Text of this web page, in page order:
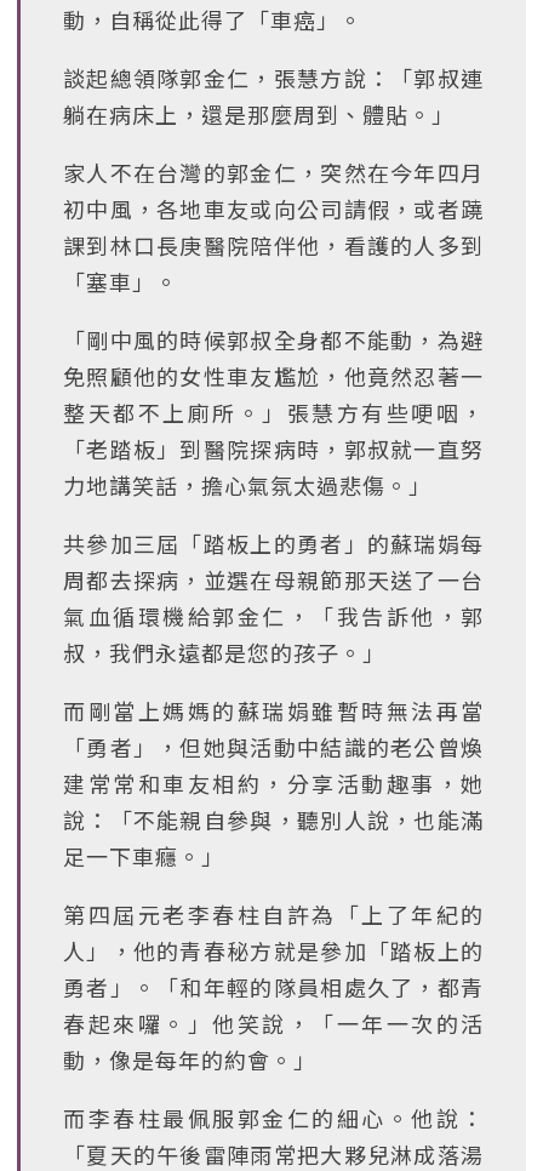
動，自稱從此得了「車癌」。
談起總領隊郭金仁，張慧方說：「郭叔連
躺在病床上，還是那麼周到、體貼。」
家人不在台灣的郭金仁，突然在今年四月
初中風，各地車友或向公司請假，或者蹺
課到林口長庚醫院陪伴他，看護的人多到
「塞車」。
「剛中風的時候郭叔全身都不能動，為避
免照顧他的女性車友尷尬，他竟然忍著一
整天都不上廁所。」張慧方有些哽咽，
「老踏板」到醫院探病時，郭叔就一直努
力地講笑話，擔心氣氛太過悲傷。」
共參加三屆「踏板上的勇者」的蘇瑞娟每
周都去探病，並選在母親節那天送了一台
氣血循環機給郭金仁，「我告訴他，郭
叔，我們永遠都是您的孩子。」
而剛當上媽媽的蘇瑞娟雖暫時無法再當
「勇者」，但她與活動中結識的老公曾煥
建常常和車友相約，分享活動趣事，她
說：「不能親自參與，聽別人說，也能滿
足一下車癮。」
第四屆元老李春柱自許為「上了年紀的
人」，他的青春秘方就是參加「踏板上的
勇者」。「和年輕的隊員相處久了，都青
春起來囉。」他笑說，「一年一次的活
動，像是每年的約會。」
而李春柱最佩服郭金仁的細心。他說：
「夏天的午後雷陣雨常把大夥兒淋成落湯